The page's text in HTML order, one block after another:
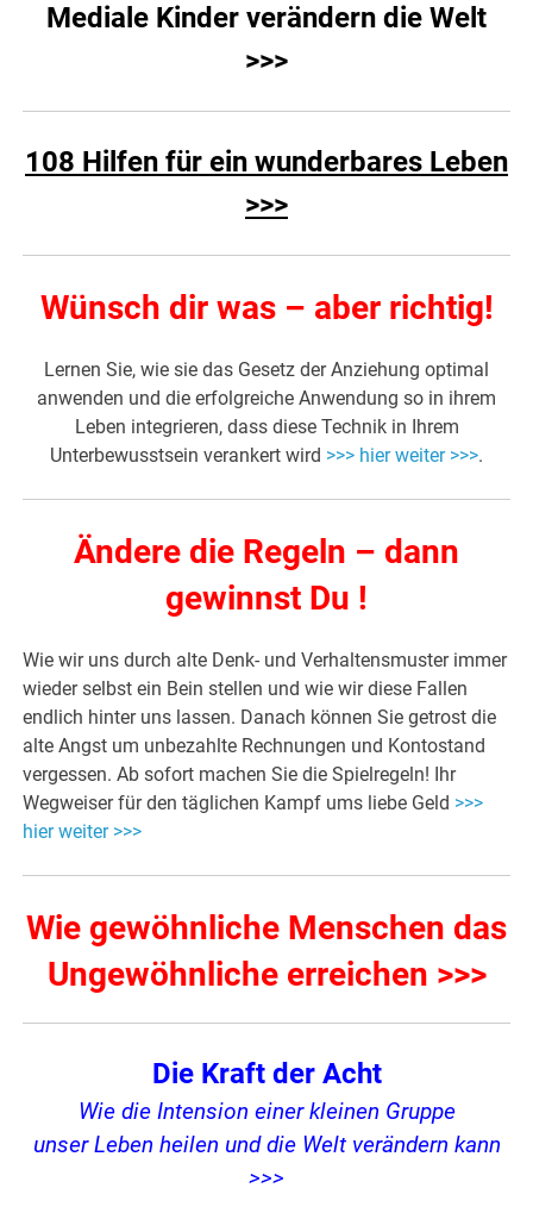
Mediale Kinder verändern die Welt
>>>
108 Hilfen für ein wunderbares Leben
>>>
Wünsch dir was – aber richtig!
Lernen Sie, wie sie das Gesetz der Anziehung optimal
anwenden und die erfolgreiche Anwendung so in ihrem
Leben integrieren, dass diese Technik in Ihrem
Unterbewusstsein verankert wird >>> hier weiter >>>.
Ändere die Regeln – dann
gewinnst Du !
Wie wir uns durch alte Denk- und Verhaltensmuster immer
wieder selbst ein Bein stellen und wie wir diese Fallen
endlich hinter uns lassen. Danach können Sie getrost die
alte Angst um unbezahlte Rechnungen und Kontostand
vergessen. Ab sofort machen Sie die Spielregeln! Ihr
Wegweiser für den täglichen Kampf ums liebe Geld >>>
hier weiter >>>
Wie gewöhnliche Menschen das
Ungewöhnliche erreichen >>>
Die Kraft der Acht
Wie die Intension einer kleinen Gruppe
unser Leben heilen und die Welt verändern kann
>>>